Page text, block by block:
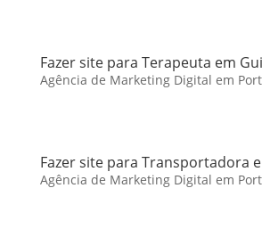
Fazer site para Terapeuta em
Agência de Marketing Digital em
Fazer site para Transportadora
Agência de Marketing Digital em